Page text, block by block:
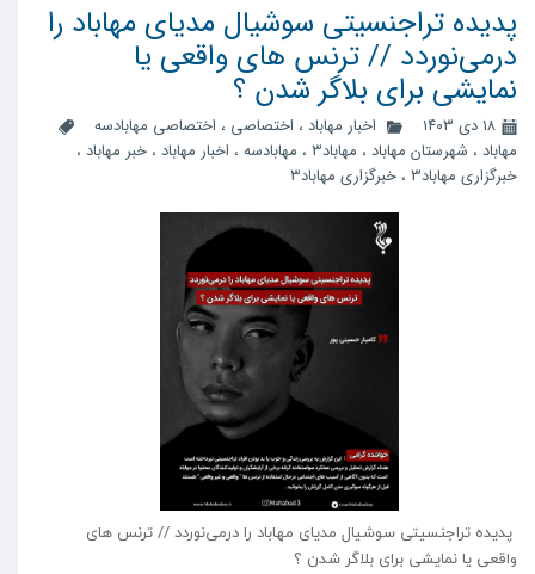
پدیده تراجنسیتی سوشیال مدیای مهاباد را
درمی‌نوردد // ترنس های واقعی یا
نمایشی برای بلاگر شدن ؟
۱۸ دی ۱۴۰۳ اخبار مهاباد ، اختصاصی ، اختصاصی مهابادسه
مهاباد ، شهرستان مهاباد ، مهاباد3 ، مهابادسه ، اخبار مهاباد ، خبر مهاباد ،
خبرگزاری مهاباد3
، خبرگزاری مهاباد۳
‍ پدیده تراجنسیتی سوشیال مدیای مهاباد را درمی‌نوردد // ترنس های
واقعی یا نمایشی برای بلاگر شدن ؟